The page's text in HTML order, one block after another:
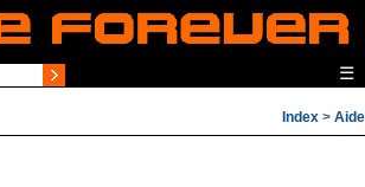
☰
Index > Aide